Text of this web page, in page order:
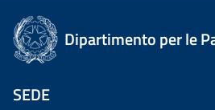
Dipartimento per le
SEDE